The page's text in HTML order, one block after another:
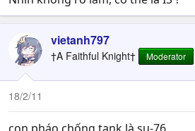
vietanh797
†A Faithful Knight† Moderator
18/2/11